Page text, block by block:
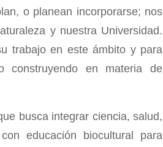
o planean incorporarse; nos
y nuestra Universidad.
trabajo en este ámbito y para
construyendo en materia de
busca integrar ciencia, salud,
educación biocultural para